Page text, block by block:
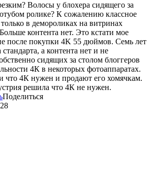
Волосы у блохера сидящего за
ролике? К сожалению классное
в демороликах на витринах
контента нет. Это кстати мое
после покупки 4K 55 дюймов. Семь лет
а контента нет и не
сидящих за столом блоггеров
4К в некоторых фотоаппаратах.
что 4К нужен и продают его хомячкам.
решила что 4К не нужен.
Поделиться